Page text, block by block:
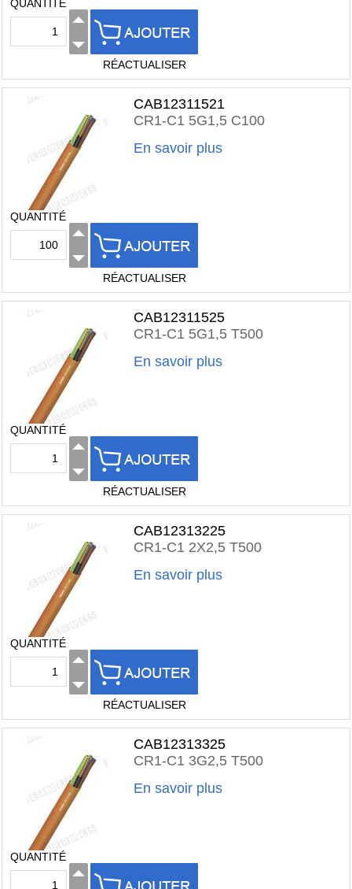
QUANTITÉ
RÉACTUALISER
CAB12311521
CR1-C1 5G1,5 C100
En savoir plus
QUANTITÉ
RÉACTUALISER
CAB12311525
CR1-C1 5G1,5 T500
En savoir plus
QUANTITÉ
RÉACTUALISER
CAB12313225
CR1-C1 2X2,5 T500
En savoir plus
QUANTITÉ
RÉACTUALISER
CAB12313325
CR1-C1 3G2,5 T500
En savoir plus
QUANTITÉ